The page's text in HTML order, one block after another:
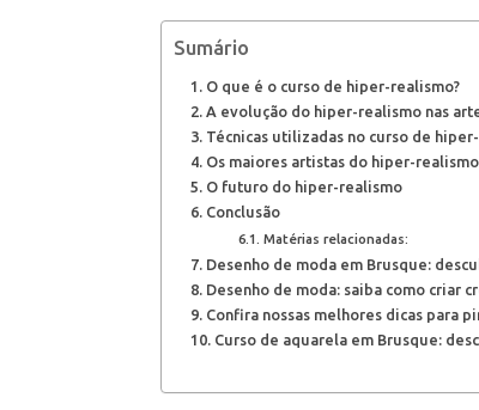
Sumário
O que é o curso de hiper-realismo?
A evolução do hiper-realismo nas
Técnicas utilizadas no curso de
Os maiores artistas do hiper-realismo
O futuro do hiper-realismo
Conclusão
Matérias relacionadas:
Desenho de moda em Brusque:
Desenho de moda: saiba como criar
Confira nossas melhores dicas para
Curso de aquarela em Brusque: